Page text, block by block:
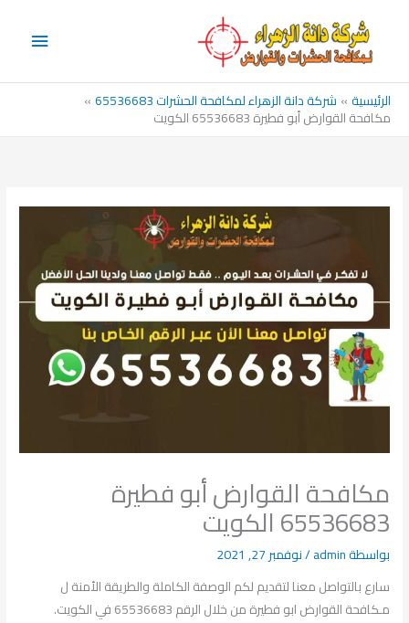
المحتوى
الرئيسية شركة دانة الزهراء لمكافحة الحشرات 65536683
مكافحة القوارض أبو فطيرة 65536683 الكويت
مكافحة القوارض أبو فطيرة
65536683 الكويت
بواسطةadmin
/نوفمبر 27, 2021
سارع بالتواصل معنا لتقديم لكم الوصفة الكاملة والطريقة الأمنة ل
مـكافحة القوارض ابو فطيرة من خلال الرقم 65536683 في الكويت.